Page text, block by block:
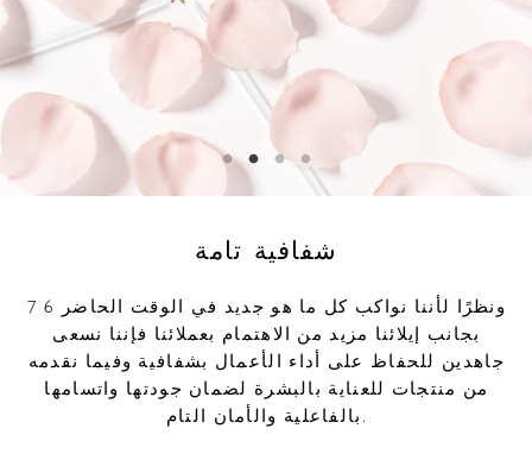
شفافية تامة
7 6 ونظرًا لأننا نواكب كل ما هو جديد في الوقت الحاضر
بجانب إيلائنا مزيد من الاهتمام بعملائنا فإننا نسعى
جاهدين للحفاظ على أداء الأعمال بشفافية وفيما نقدمه
من منتجات للعناية بالبشرة لضمان جودتها واتسامها
بالفاعلية والأمان التام.